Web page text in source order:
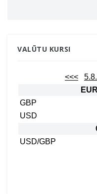
VALŪTU KURSI